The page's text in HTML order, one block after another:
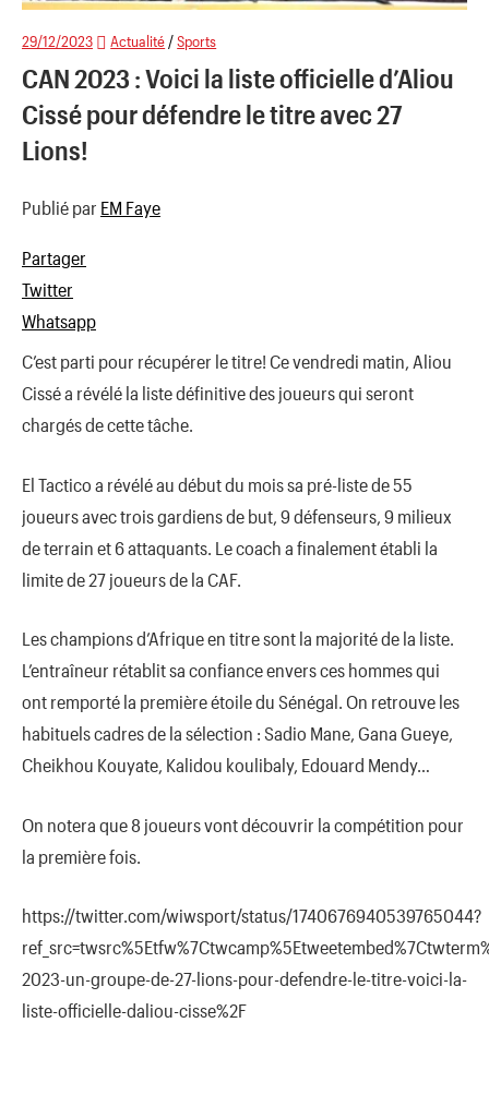
29/12/2023 Actualité /Sports
CAN 2023 : Voici la liste officielle d’Aliou
Cissé pour défendre le titre avec 27
Lions!
Publié par EM Faye
Partager
Twitter
Whatsapp
C’est parti pour récupérer le titre! Ce vendredi matin, Aliou
Cissé a révélé la liste définitive des joueurs qui seront
chargés de cette tâche.
El Tactico a révélé au début du mois sa pré-liste de 55
joueurs avec trois gardiens de but, 9 défenseurs, 9 milieux
de terrain et 6 attaquants. Le coach a finalement établi la
limite de 27 joueurs de la CAF.
Les champions d’Afrique en titre sont la majorité de la liste.
L’entraîneur rétablit sa confiance envers ces hommes qui
ont remporté la première étoile du Sénégal. On retrouve les
habituels cadres de la sélection : Sadio Mane, Gana Gueye,
Cheikhou Kouyate, Kalidou koulibaly, Edouard Mendy…
On notera que 8 joueurs vont découvrir la compétition pour
la première fois.
https://twitter.com/wiwsport/status/1740676940539765044?
2023-un-groupe-de-27-lions-pour-defendre-le-titre-voici-la-
liste-officielle-daliou-cisse%2F